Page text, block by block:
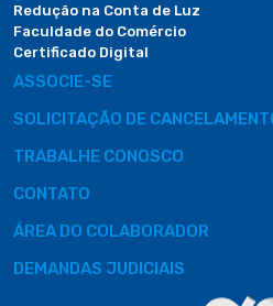
Redução na Conta de Luz
Faculdade do Comércio
Certificado Digital
ASSOCIE-SE
SOLICITAÇÃO DE
TRABALHE CONOSCO
CONTATO
ÁREA DO COLABORADOR
DEMANDAS JUDICIAIS